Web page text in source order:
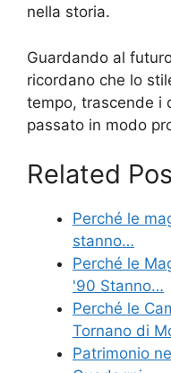
nella storia.
Guardando al
ricordano che lo
tempo, trascende i
passato in modo
Related
Perché le
stanno…
Perché le
'90 Stanno…
Perché le
Tornano di
Patrimonio